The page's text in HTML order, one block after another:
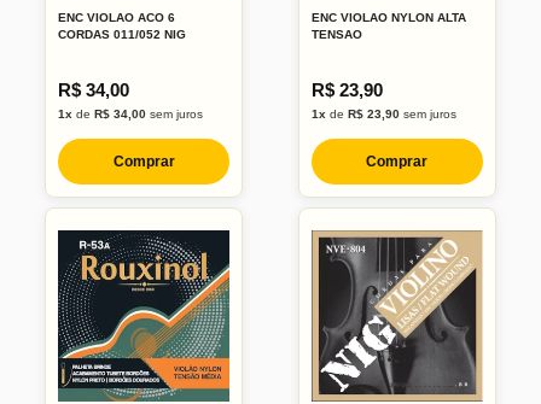
ENC VIOLAO ACO 6
CORDAS 011/052 NIG
R$ 34,00
1x de R$ 34,00 sem juros
Comprar
ENC VIOLAO NYLON ALTA
TENSAO
R$ 23,90
1xde R$ 23,90sem juros
Comprar